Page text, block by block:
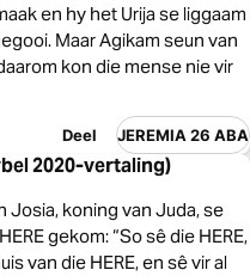
en hy het Urija se liggaam
Maar Agikam seun van
kon die mense nie vir
Deel JEREMIA 26 ABA
2020-vertaling)
Josia, koning van Juda, se
gekom: “So sê die HERE,
van die HERE, en sê vir al